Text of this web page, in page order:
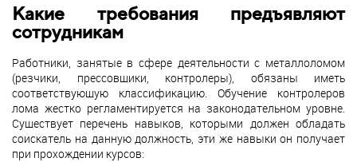
Какие требования предъявляют
сотрудникам
Работники, занятые в сфере деятельности с металлоломом
(резчики, прессовщики, контролеры), обязаны иметь
соответствующую классификацию. Обучение контролеров
лома жестко регламентируется на законодательном уровне.
Существует перечень навыков, которыми должен обладать
соискатель на данную должность, эти же навыки он получает
при прохождении курсов: